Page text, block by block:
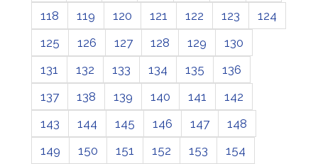
118
119 120 121 122 123
124
125
126 127 128 129
130
131
132 133 134 135
136
137
138 139 140 141
142
143
144 145 146 147
148
149
150 151 152 153
154